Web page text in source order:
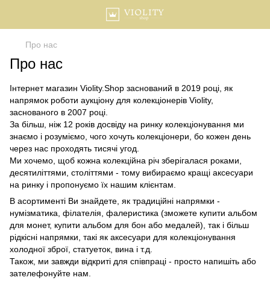
Про нас
Про нас
Інтернет магазин Violity.Shop заснований в 2019 році, як
напрямок роботи аукціону для колекціонерів Violity,
заснованого в 2007 році.
За більш, ніж 12 років досвіду на ринку колекціонування ми
знаємо і розуміємо, чого хочуть колекціонери, бо кожен день
через нас проходять тисячі угод.
Ми хочемо, щоб кожна колекційна річ зберігалася роками,
десятиліттями, століттями - тому вибираємо кращі аксесуари
на ринку і пропонуємо їх нашим клієнтам.
В асортименті Ви знайдете, як традиційні напрямки -
нумізматика, філателія, фалеристика (зможете купити альбом
для монет, купити альбом для бон або медалей), так і більш
рідкісні напрямки, такі як аксесуари для колекціонування
холодної зброї, статуеток, вина і т.д.
Також, ми завжди відкриті для співпраці - просто напишіть або
зателефонуйте нам.